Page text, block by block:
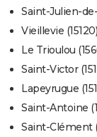
Saint-Julien-
Vieillevie (15120)
Le Trioulou
Saint-Victor
Lapeyrugue
Saint-Antoine
Saint-Clément